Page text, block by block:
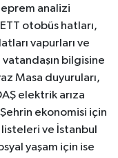
analizi
otobüs hatları,
vapurları ve
bilgisine
Masa duyuruları,
elektrik arıza
ekonomisi için
listeleri ve İstanbul
yaşam için ise